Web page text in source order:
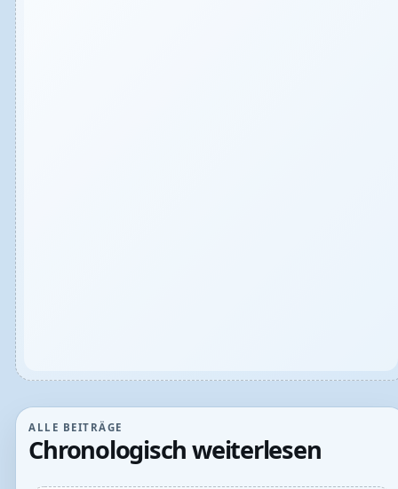
ALLE BEITRÄGE
Chronologisch weiterlesen